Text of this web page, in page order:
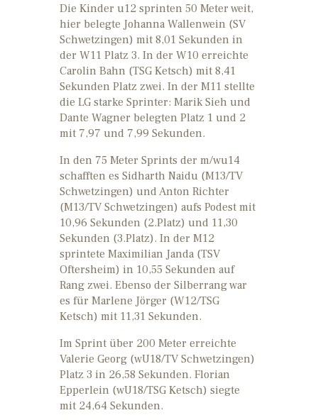
Die Kinder u12 sprinten 50 Meter weit,
hier belegte Johanna Wallenwein (SV
Schwetzingen) mit 8,01 Sekunden in
der W11 Platz 3. In der W10 erreichte
Carolin Bahn (TSG Ketsch) mit 8,41
Sekunden Platz zwei. In der M11 stellte
die LG starke Sprinter: Marik Sieh und
Dante Wagner belegten Platz 1 und 2
mit 7,97 und 7,99 Sekunden.
In den 75 Meter Sprints der m/wu14
schafften es Sidharth Naidu (M13/TV
Schwetzingen) und Anton Richter
(M13/TV Schwetzingen) aufs Podest mit
10,96 Sekunden (2.Platz) und 11,30
Sekunden (3.Platz). In der M12
sprintete Maximilian Janda (TSV
Oftersheim) in 10,55 Sekunden auf
Rang zwei. Ebenso der Silberrang war
es für Marlene Jörger (W12/TSG
Ketsch) mit 11,31 Sekunden.
Im Sprint über 200 Meter erreichte
Valerie Georg (wU18/TV Schwetzingen)
Platz 3 in 26,58 Sekunden. Florian
Epperlein (wU18/TSG Ketsch) siegte
mit 24,64 Sekunden.